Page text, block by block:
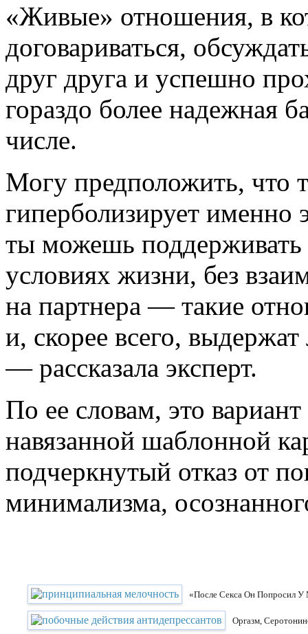
«Живые» отношения, в
договариваться,
друг друга и успешно
гораздо более надежная
числе.
Могу предположить, что
гиперболизирует именно
ты можешь
условиях жизни, без
на партнера — такие
и, скорее всего,
— рассказала эксперт.
По ее словам, это
навязанной шаблонной
подчеркнутый отказ от
минимализма,
«После Секса Он Попросил
Оргазм,